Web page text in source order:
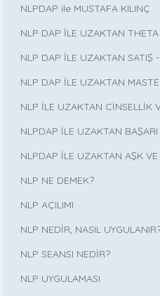
NLPDAP ile MUSTAFA KILINÇ
NLP DAP İLE UZAKTAN
NLP DAP İLE UZAKTAN SATIŞ
NLP DAP İLE UZAKTAN
NLP İLE UZAKTAN CİNSELLİK
NLPDAP İLE UZAKTAN
NLPDAP İLE UZAKTAN AŞK
NLP NE DEMEK?
NLP AÇILIMI
NLP NEDİR, NASIL
NLP SEANSI NEDİR?
NLP UYGULAMASI